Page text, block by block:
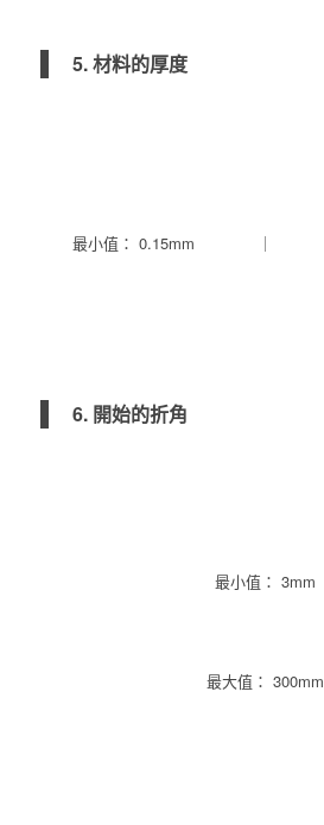
5. 材料的厚度
最小值： 0.15mm ｜
6. 開始的折角
最小值： 3mm
最大值： 300mm